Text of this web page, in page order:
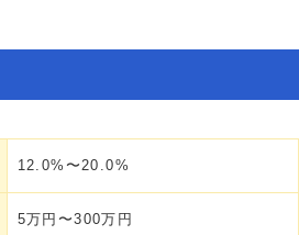
12.0%〜20.0%
5万円〜300万円